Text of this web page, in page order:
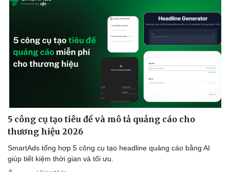
Doanh nghiệp
Thông tin doanh nghiệp
Doanh nghiệp 24h
Sành điệu
5 công cụ tạo tiêu đề và mô tả quảng cáo cho
thương hiệu 2026
SmartAds tổng hợp 5 công cụ tạo headline quảng cáo bằng AI
giúp tiết kiệm thời gian và tối ưu.